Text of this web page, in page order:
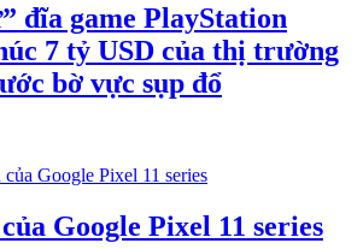
đĩa game PlayStation
7 tỷ USD của thị trường
bờ vực sụp đổ
Google Pixel 11 series